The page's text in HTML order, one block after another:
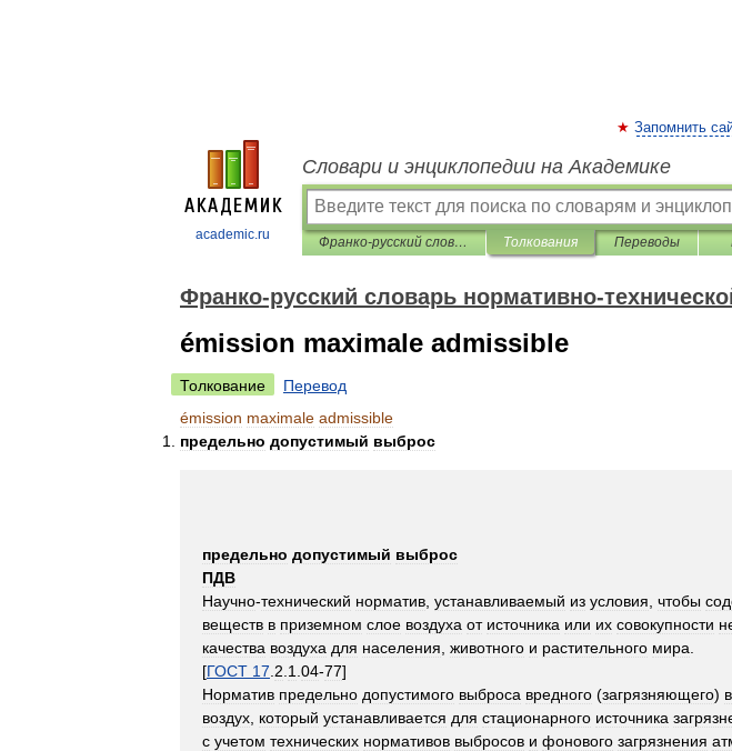
academic.ru
Запомнить
Словари и энциклопедии на Академике
Франко-русский словарь нормативно-технической терминологии Толкования Переводы
Франко-русский словарь нормативно-
émission maximale admissible
Толкование
Перевод
émission maximale admissible
предельно допустимый выброс
предельно допустимый выброс
ПДВ
Научно-технический норматив устанавливаемый из условия чтобы
веществ в приземном слое воздуха от источника или их совокупности
качества воздуха для населения животного и растительного мира
[ГОСТ 17 2 1 04-77]
Норматив предельно допустимого выброса вредного (загрязняющего)
воздух который устанавливается для стационарного источника
с учетом технических нормативов выбросов и фонового загрязнения